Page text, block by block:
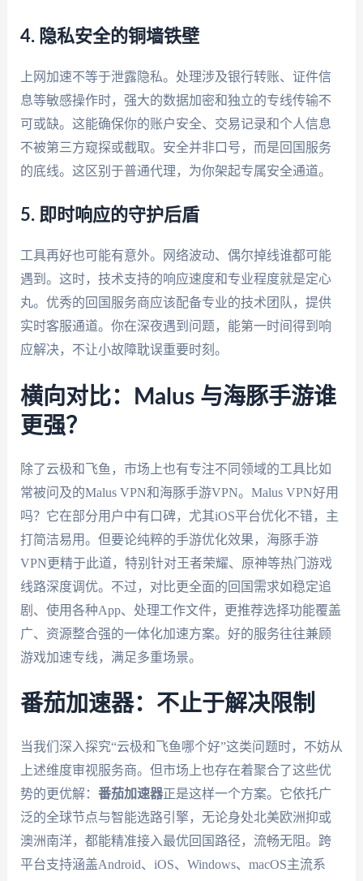
4. 隐私安全的铜墙铁壁
上网加速不等于泄露隐私。处理涉及银行转账、证件信
息等敏感操作时，强大的数据加密和独立的专线传输不
可或缺。这能确保你的账户安全、交易记录和个人信息
不被第三方窥探或截取。安全并非口号，而是回国服务
的底线。这区别于普通代理，为你架起专属安全通道。
5. 即时响应的守护后盾
工具再好也可能有意外。网络波动、偶尔掉线谁都可能
遇到。这时，技术支持的响应速度和专业程度就是定心
丸。优秀的回国服务商应该配备专业的技术团队，提供
实时客服通道。你在深夜遇到问题，能第一时间得到响
应解决，不让小故障耽误重要时刻。
横向对比：Malus 与海豚手游谁
更强？
除了云极和飞鱼，市场上也有专注不同领域的工具比如
常被问及的Malus VPN和海豚手游VPN。Malus VPN好用
吗？它在部分用户中有口碑，尤其iOS平台优化不错，主
打简洁易用。但要论纯粹的手游优化效果，海豚手游
VPN更精于此道，特别针对王者荣耀、原神等热门游戏
线路深度调优。不过，对比更全面的回国需求如稳定追
剧、使用各种App、处理工作文件，更推荐选择功能覆盖
广、资源整合强的一体化加速方案。好的服务往往兼顾
游戏加速专线，满足多重场景。
番茄加速器：不止于解决限制
当我们深入探究“云极和飞鱼哪个好”这类问题时，不妨从
上述维度审视服务商。但市场上也存在着聚合了这些优
势的更优解： 番茄加速器正是这样一个方案。它依托广
泛的全球节点与智能选路引擎，无论身处北美欧洲抑或
澳洲南洋，都能精准接入最优回国路径，流畅无阻。跨
平台支持涵盖Android、iOS、Windows、macOS主流系